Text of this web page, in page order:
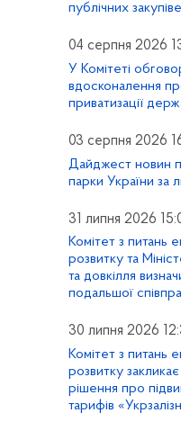
публічних
04 серпня 2026
У Комітеті
вдосконалення
приватизації
03 серпня 2026
Дайджест новин
парки України за
31 липня 2026
Комітет з питань
розвитку та
та довкілля
подальшої
30 липня 2026
Комітет з питань
розвитку
рішення про
тарифів